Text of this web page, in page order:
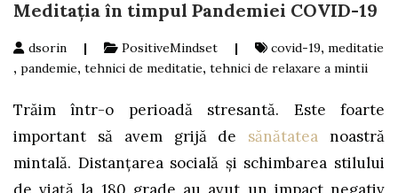
Meditația în timpul Pandemiei COVID-19
dsorin | PositiveMindset | covid-19, meditatie
, pandemie, tehnici de meditatie, tehnici de relaxare a mintii
Trăim într-o perioadă stresantă. Este foarte
important să avem grijă de sănătatea noastră
mintală. Distanțarea socială și schimbarea stilului